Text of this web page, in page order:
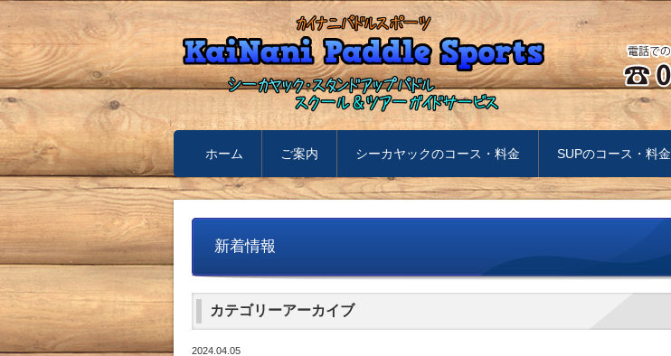
ホーム ご案内 シーカヤックのコース・料金 SUPのコース・料金
新着情報
カテゴリーアーカイブ
2024.04.05